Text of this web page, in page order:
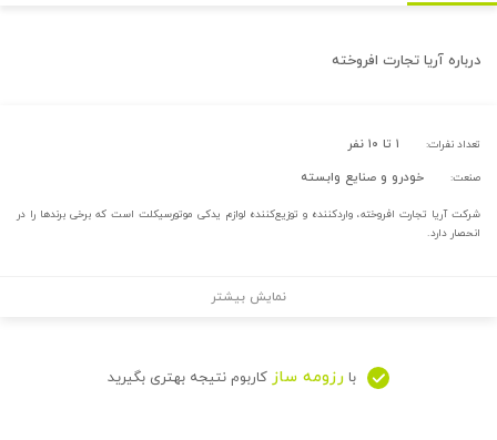
درباره آریا تجارت افروخته
تعداد نفرات: ۱ تا ۱۰ نفر
صنعت: خودرو و صنایع وابسته
شرکت آریا تجارت افروخته، واردکننده و توزیع‌کننده لوازم یدکی موتورسیکلت است که برخی برندها را در
انحصار دارد.
نمایش بیشتر
با رزومه ساز کاربوم نتیجه بهتری بگیرید